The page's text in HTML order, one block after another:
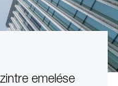
emelése